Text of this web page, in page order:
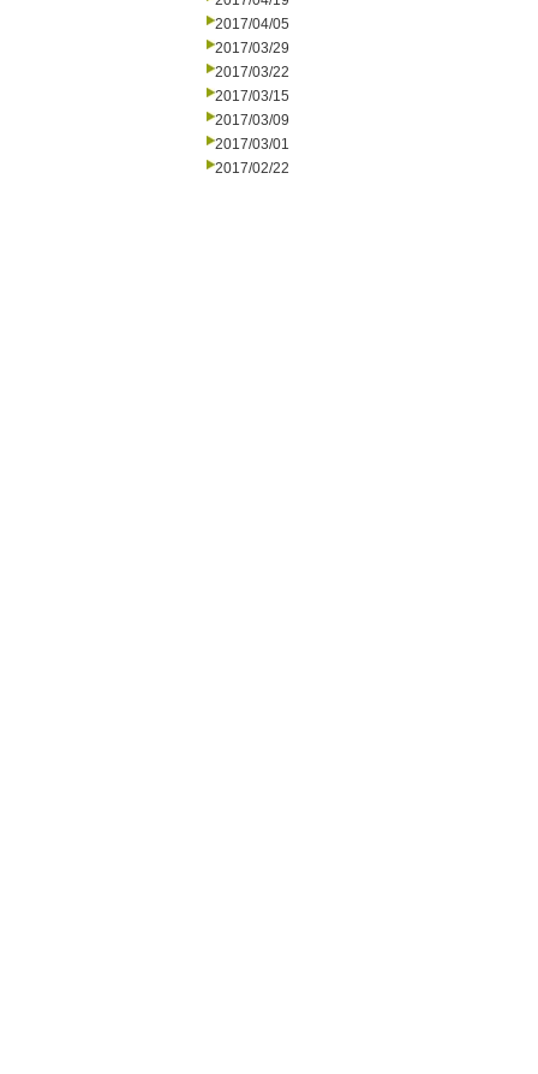
2017/04/05
2017/03/29
2017/03/22
2017/03/15
2017/03/09
2017/03/01
2017/02/22